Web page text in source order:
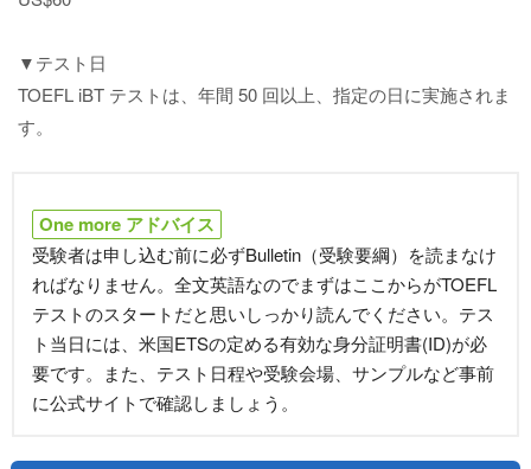
▼テスト日
TOEFL iBT テストは、年間 50 回以上、指定の日に実施されま
す。
One more アドバイス
受験者は申し込む前に必ずBulletin（受験要綱）を読まなけ
ればなりません。全文英語なのでまずはここからがTOEFL
テストのスタートだと思いしっかり読んでください。テス
ト当日には、米国ETSの定める有効な身分証明書(ID)が必
要です。また、テスト日程や受験会場、サンプルなど事前
に公式サイトで確認しましょう。